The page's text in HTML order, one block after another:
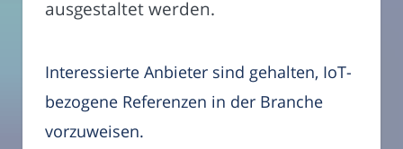
ausgestaltet werden.
Interessierte Anbieter sind gehalten, IoT-
bezogene Referenzen in der Branche
vorzuweisen.